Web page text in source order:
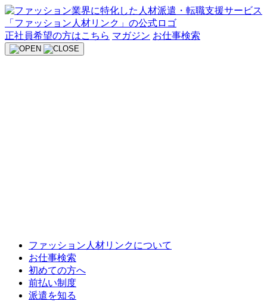
Skip
to
content
正社員希望の方はこちら マガジン お仕事検索
ファッション人材リンクについて
お仕事検索
初めての方へ
前払い制度
派遣を知る